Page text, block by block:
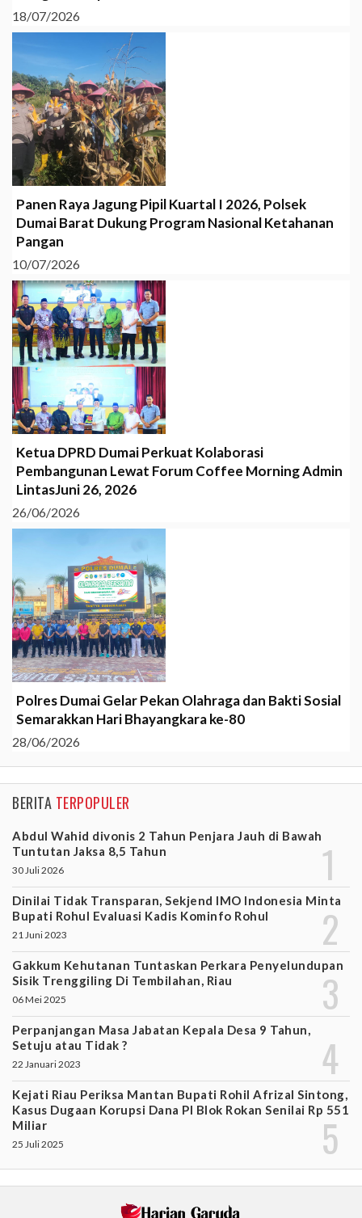
18/07/2026
Panen Raya Jagung Pipil Kuartal I 2026, Polsek
Dumai Barat Dukung Program Nasional Ketahanan
Pangan
10/07/2026
Ketua DPRD Dumai Perkuat Kolaborasi
Pembangunan Lewat Forum Coffee Morning Admin
LintasJuni 26, 2026
26/06/2026
Polres Dumai Gelar Pekan Olahraga dan Bakti Sosial
Semarakkan Hari Bhayangkara ke-80
28/06/2026
BERITA TERPOPULER
Abdul Wahid divonis 2 Tahun Penjara Jauh di Bawah
Tuntutan Jaksa 8,5 Tahun
30 Juli 2026
Dinilai Tidak Transparan, Sekjend IMO Indonesia Minta
Bupati Rohul Evaluasi Kadis Kominfo Rohul
21 Juni 2023
Gakkum Kehutanan Tuntaskan Perkara Penyelundupan
Sisik Trenggiling Di Tembilahan, Riau
06 Mei 2025
Perpanjangan Masa Jabatan Kepala Desa 9 Tahun,
Setuju atau Tidak ?
22 Januari 2023
Kejati Riau Periksa Mantan Bupati Rohil Afrizal Sintong,
Kasus Dugaan Korupsi Dana PI Blok Rokan Senilai Rp 551
Miliar
25 Juli 2025